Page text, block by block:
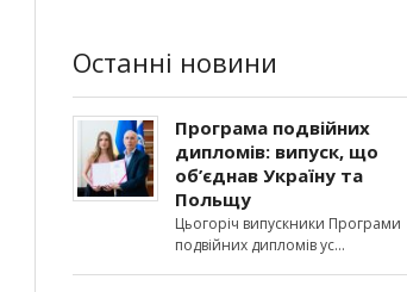
Останні новини
Програма подвійних
дипломів: випуск, що
об’єднав Україну та
Польщу
Цьогоріч випускники Програми
подвійних дипломів ус